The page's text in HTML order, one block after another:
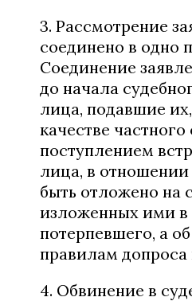
3. Рассмотрение
соединено в одно
Соединение
до начала
лица, подавшие
качестве
поступлением
лица, в отношении
быть отложено на
изложенных ими в
потерпевшего, а
правилам допроса
4. Обвинение в